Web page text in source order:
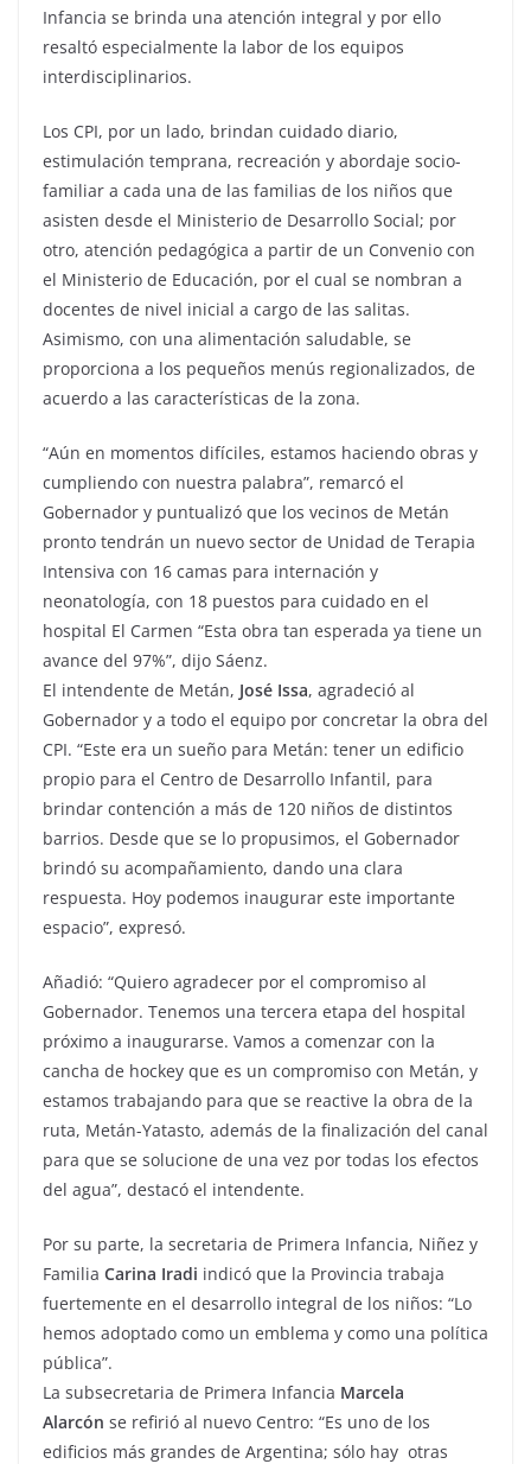
Infancia se brinda una atención integral y por ello
resaltó especialmente la labor de los equipos
interdisciplinarios.
Los CPI, por un lado, brindan cuidado diario,
estimulación temprana, recreación y abordaje socio-
familiar a cada una de las familias de los niños que
asisten desde el Ministerio de Desarrollo Social; por
otro, atención pedagógica a partir de un Convenio con
el Ministerio de Educación, por el cual se nombran a
docentes de nivel inicial a cargo de las salitas.
Asimismo, con una alimentación saludable, se
proporciona a los pequeños menús regionalizados, de
acuerdo a las características de la zona.
“Aún en momentos difíciles, estamos haciendo obras y
cumpliendo con nuestra palabra”, remarcó el
Gobernador y puntualizó que los vecinos de Metán
pronto tendrán un nuevo sector de Unidad de Terapia
Intensiva con 16 camas para internación y
neonatología, con 18 puestos para cuidado en el
hospital El Carmen “Esta obra tan esperada ya tiene un
avance del 97%”, dijo Sáenz.
El intendente de Metán, José Issa, agradeció al
Gobernador y a todo el equipo por concretar la obra del
CPI. “Este era un sueño para Metán: tener un edificio
propio para el Centro de Desarrollo Infantil, para
brindar contención a más de 120 niños de distintos
barrios. Desde que se lo propusimos, el Gobernador
brindó su acompañamiento, dando una clara
respuesta. Hoy podemos inaugurar este importante
espacio”, expresó.
Añadió: “Quiero agradecer por el compromiso al
Gobernador. Tenemos una tercera etapa del hospital
próximo a inaugurarse. Vamos a comenzar con la
cancha de hockey que es un compromiso con Metán, y
estamos trabajando para que se reactive la obra de la
ruta, Metán-Yatasto, además de la finalización del canal
para que se solucione de una vez por todas los efectos
del agua”, destacó el intendente.
Por su parte, la secretaria de Primera Infancia, Niñez y
Familia Carina Iradi indicó que la Provincia trabaja
fuertemente en el desarrollo integral de los niños: “Lo
hemos adoptado como un emblema y como una política
pública”.
La subsecretaria de Primera Infancia Marcela
Alarcón se refirió al nuevo Centro: “Es uno de los
edificios más grandes de Argentina; sólo hay otras